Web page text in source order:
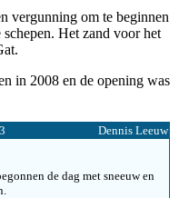
vergunning om te beginnen
Het zand voor het
in 2008 en de opening was
Dennis Leeuw
de dag met sneeuw en